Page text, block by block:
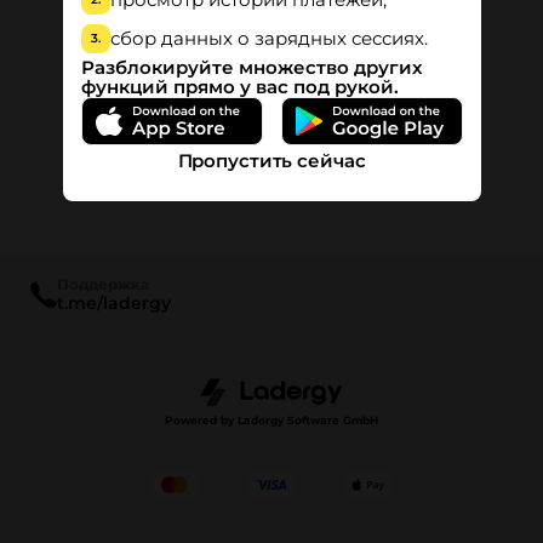
3.
сбор данных о зарядных сессиях.
Разблокируйте множество других
функций прямо у вас под рукой.
Пропустить сейчас
t.me/ladergy
Powered by Ladergy Software GmbH